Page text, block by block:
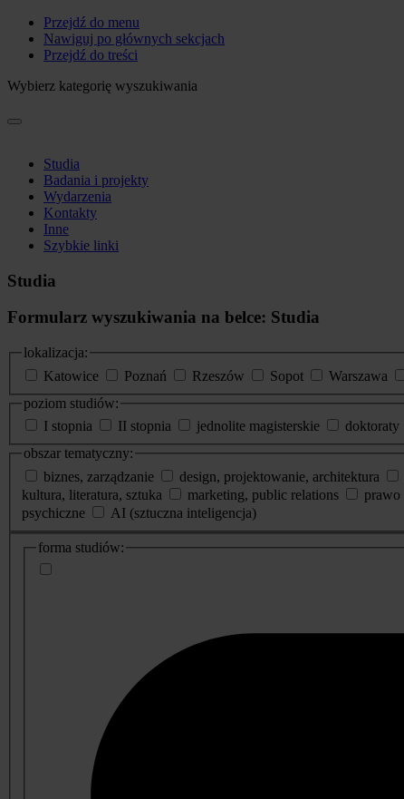
Przejdź do menu
Nawiguj po głównych sekcjach
Przejdź do treści
Wybierz kategorię wyszukiwania
Studia
Badania i projekty
Wydarzenia
Kontakty
Inne
Szybkie linki
Studia
Formularz wyszukiwania na belce: Studia
lokalizacja:
Katowice
Poznań Rzeszów Sopot Warszawa
poziom studiów:
I stopnia
II stopnia jednolite magisterskie doktoraty
obszar tematyczny:
biznes, zarządzanie
design, projektowanie, architektura
kultura, literatura, sztuka
marketing, public relations prawo
psychiczne
AI (sztuczna inteligencja)
dodatkowe
informacje
forma studiów: